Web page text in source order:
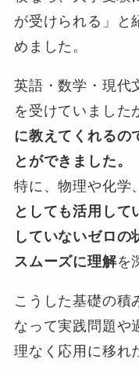
が受けられる」と
めました。
英語・数学・現代
を受けていました
に教えてくれるの
とができました。
特に、物理や化
としても活用して
していないゼロの
スムーズに理解を
こうした基礎の積
なって実践問題や
理なく応用に移れ